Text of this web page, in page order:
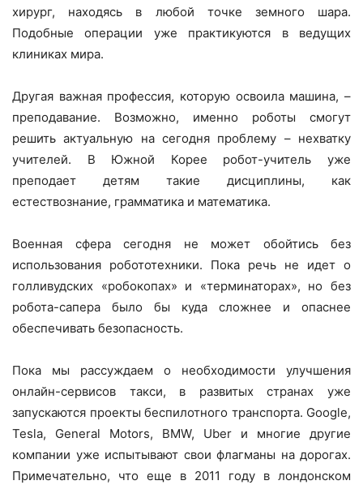
хирург, находясь в любой точке земного шара.
Подобные операции уже практикуются в ведущих
клиниках мира.
Другая важная профессия, которую освоила машина, –
преподавание. Возможно, именно роботы смогут
решить актуальную на сегодня проблему – нехватку
учителей. В Южной Корее робот-учитель уже
преподает детям такие дисциплины, как
естествознание, грамматика и математика.
Военная сфера сегодня не может обойтись без
использования робототехники. Пока речь не идет о
голливудских «робокопах» и «терминаторах», но без
робота-сапера было бы куда сложнее и опаснее
обеспечивать безопасность.
Пока мы рассуждаем о необходимости улучшения
онлайн-сервисов такси, в развитых странах уже
запускаются проекты беспилотного транспорта. Google,
Tesla, General Motors, BMW, Uber и многие другие
компании уже испытывают свои флагманы на дорогах.
Примечательно, что еще в 2011 году в лондонском